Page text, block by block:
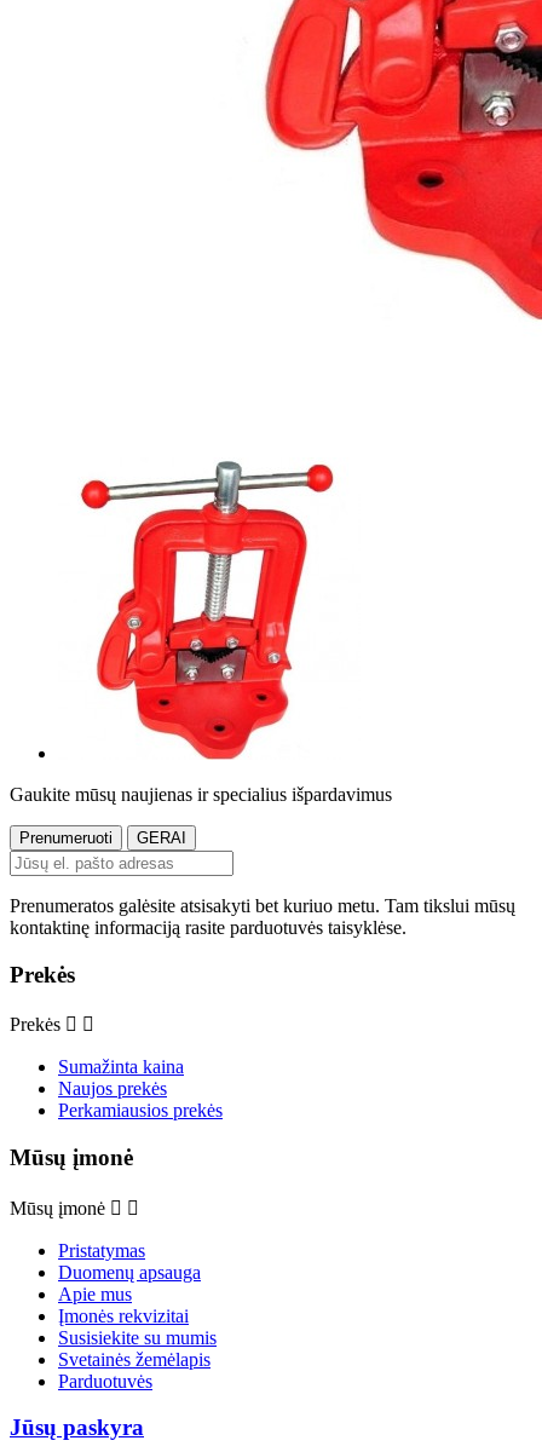
Gaukite mūsų naujienas ir specialius išpardavimus
Prenumeratos galėsite atsisakyti bet kuriuo metu. Tam tikslui mūsų
kontaktinę informaciją rasite parduotuvės taisyklėse.
Prekės
Prekės  
Sumažinta kaina
Naujos prekės
Perkamiausios prekės
Mūsų įmonė
Mūsų įmonė  
Pristatymas
Duomenų apsauga
Apie mus
Įmonės rekvizitai
Susisiekite su mumis
Svetainės žemėlapis
Parduotuvės
Jūsų paskyra